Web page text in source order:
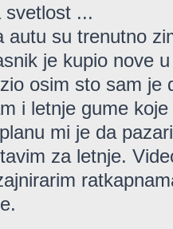
svetlost ...
autu su trenutno
je kupio nove
osim sto sam je
i letnje gume
mi je da
za letnje.